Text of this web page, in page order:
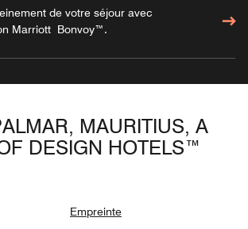
de votre séjour avec
Marriott Bonvoy™.
MAURITIUS, A
DESIGN HOTELS™
Empreinte